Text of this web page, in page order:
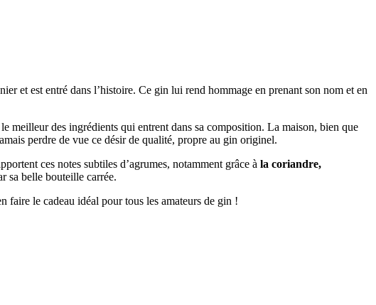
et est entré dans l’histoire. Ce gin lui rend hommage en prenant son nom et en
meilleur des ingrédients qui entrent dans sa composition. La maison, bien que
perdre de vue ce désir de qualité, propre au gin originel.
ces notes subtiles d’agrumes, notamment grâce à la coriandre,
sa belle bouteille carrée.
faire le cadeau idéal pour tous les amateurs de gin !